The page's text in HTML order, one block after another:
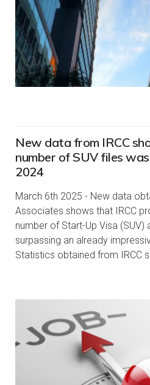
New data from IRCC
number of SUV files
2024
March 6th 2025 - New data
Associates shows that IRCC
number of Start-Up Visa (SUV)
surpassing an already
Statistics obtained from IRCC